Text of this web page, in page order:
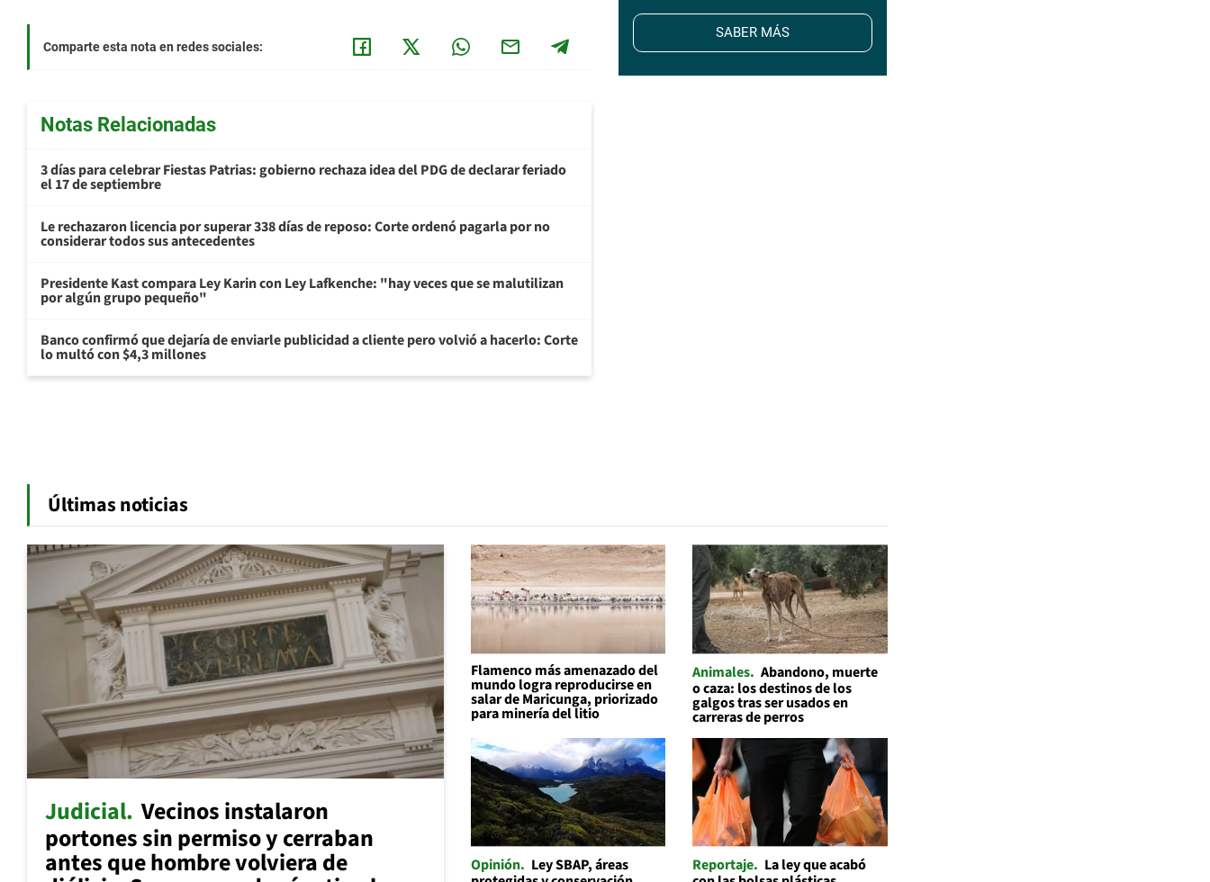
Comparte esta nota en redes sociales:
Notas Relacionadas
3 días para celebrar Fiestas Patrias: gobierno rechaza idea del PDG de declarar feriado
el 17 de septiembre
Le rechazaron licencia por superar 338 días de reposo: Corte ordenó pagarla por no
considerar todos sus antecedentes
Presidente Kast compara Ley Karin con Ley Lafkenche: "hay veces que se malutilizan
por algún grupo pequeño"
Banco confirmó que dejaría de enviarle publicidad a cliente pero volvió a hacerlo: Corte
lo multó con $4,3 millones
SABER MÁS
Últimas noticias
Judicial Vecinos instalaron
portones sin permiso y cerraban
antes que hombre volviera de
Flamenco más amenazado del
mundo logra reproducirse en
salar de Maricunga, priorizado
para minería del litio
Animales Abandono, muerte
o caza: los destinos de los
galgos tras ser usados en
carreras de perros
Opinión
Ley SBAP, áreas
Reportaje La ley que acabó